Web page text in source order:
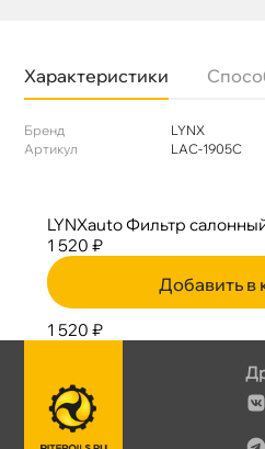
Характеристики
Бренд
LYNX
Артикул
LAC-1905C
LYNXauto Фильтр
1 520 ₽
Добавить в
1 520 ₽